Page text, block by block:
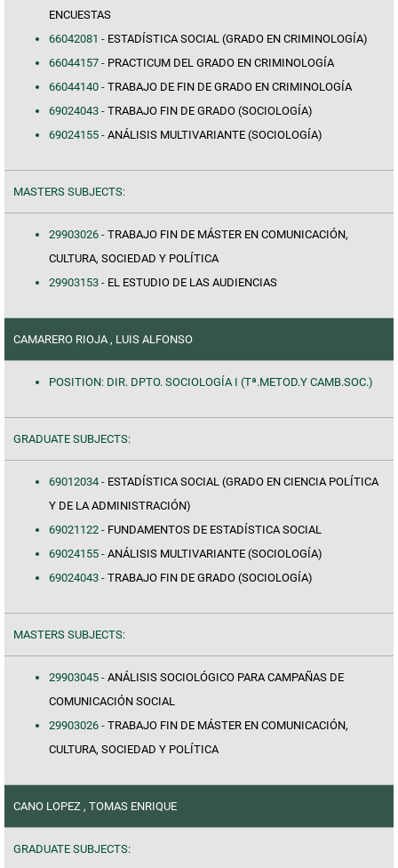
ENCUESTAS
66042081 - ESTADÍSTICA SOCIAL (GRADO EN CRIMINOLOGÍA)
66044157 - PRACTICUM DEL GRADO EN CRIMINOLOGÍA
66044140 - TRABAJO DE FIN DE GRADO EN CRIMINOLOGÍA
69024043 - TRABAJO FIN DE GRADO (SOCIOLOGÍA)
69024155 - ANÁLISIS MULTIVARIANTE (SOCIOLOGÍA)
MASTERS SUBJECTS:
29903026 - TRABAJO FIN DE MÁSTER EN COMUNICACIÓN,
CULTURA, SOCIEDAD Y POLÍTICA
29903153 - EL ESTUDIO DE LAS AUDIENCIAS
CAMARERO RIOJA , LUIS ALFONSO
POSITION: DIR. DPTO. SOCIOLOGÍA I (Tª.METOD.Y CAMB.SOC.)
GRADUATE SUBJECTS:
69012034 - ESTADÍSTICA SOCIAL (GRADO EN CIENCIA POLÍTICA
Y DE LA ADMINISTRACIÓN)
69021122 - FUNDAMENTOS DE ESTADÍSTICA SOCIAL
69024155 - ANÁLISIS MULTIVARIANTE (SOCIOLOGÍA)
69024043 - TRABAJO FIN DE GRADO (SOCIOLOGÍA)
MASTERS SUBJECTS:
29903045 - ANÁLISIS SOCIOLÓGICO PARA CAMPAÑAS DE
COMUNICACIÓN SOCIAL
29903026 - TRABAJO FIN DE MÁSTER EN COMUNICACIÓN,
CULTURA, SOCIEDAD Y POLÍTICA
CANO LOPEZ , TOMAS ENRIQUE
GRADUATE SUBJECTS: